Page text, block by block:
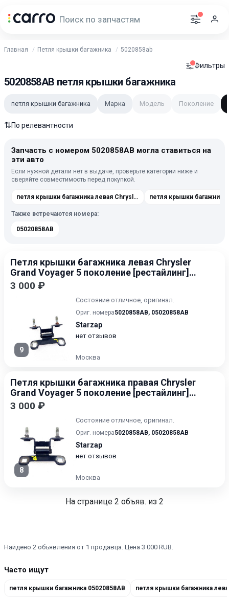
Главная Петля крышки багажника 5020858ab
Фильтры
5020858AB петля крышки багажника
петля крышки багажника Марка Модель Поколение
⇅По релевантности
Запчасть с номером 5020858AB могла ставиться на
эти авто
Если нужной детали нет в выдаче, проверьте категории ниже и
сверяйте совместимость перед покупкой.
петля крышки багажника левая Chrysler Grand Voyager 5 [рестайлинг] 2011-2016
Также встречаются номера:
05020858AB
Петля крышки багажника левая Chrysler
Grand Voyager 5 поколение [рестайлинг]
2011-2016
3 000 ₽
9
Состояние отличное, оригинал.
Ориг. номера5020858AB, 05020858AB
Starzap
нет отзывов
Москва
Петля крышки багажника правая Chrysler
Grand Voyager 5 поколение [рестайлинг]
2011-2016
3 000 ₽
8
Состояние отличное, оригинал.
Ориг. номера5020858AB, 05020858AB
Starzap
нет отзывов
Москва
На странице 2 объяв. из 2
Найдено 2 объявления от 1 продавца. Цена 3 000 RUB.
Часто ищут
петля крышки багажника 05020858AB